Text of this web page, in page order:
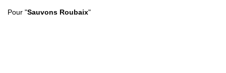
Pour "Sauvons Roubaix"